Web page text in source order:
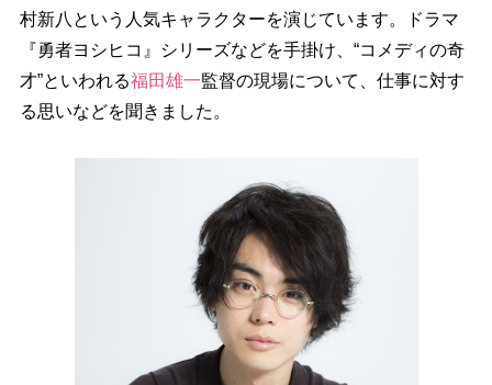
村新八という人気キャラクターを演じています。ドラマ
『勇者ヨシヒコ』シリーズなどを手掛け、“コメディの奇
才”といわれる福田雄一監督の現場について、仕事に対す
る思いなどを聞きました。